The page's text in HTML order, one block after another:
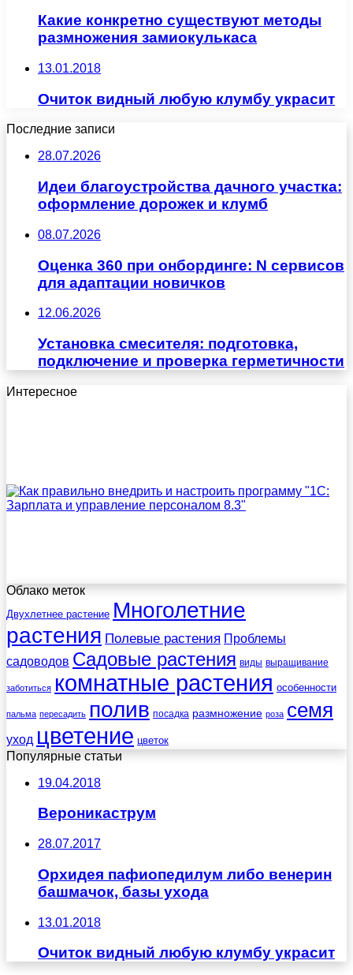
Какие конкретно существуют методы
размножения замиокулькаса
13.01.2018
Очиток видный любую клумбу украсит
Последние записи
28.07.2026
Идеи благоустройства дачного участка:
оформление дорожек и клумб
08.07.2026
Оценка 360 при онбординге: N сервисов
для адаптации новичков
12.06.2026
Установка смесителя: подготовка,
подключение и проверка герметичности
Интересное
Облако меток
Двухлетнее растение Многолетние
растения Полевые растения Проблемы
садоводов Садовые растения виды выращивание
заботиться комнатные растения особенности
пальма пересадить полив посадка размножение роза семя
уход цветение цветок
Популярные статьи
19.04.2018
Вероникаструм
28.07.2017
Орхидея пафиопедилум либо венерин
башмачок, базы ухода
13.01.2018
Очиток видный любую клумбу украсит